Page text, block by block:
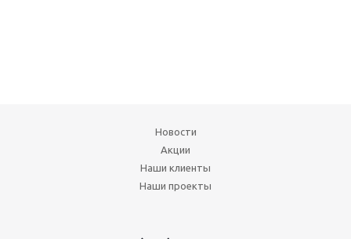
Новости
Акции
Наши клиенты
Наши проекты